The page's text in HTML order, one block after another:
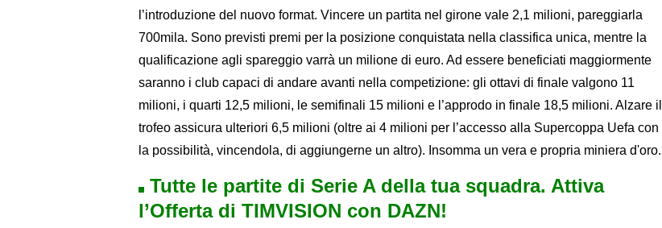
l’introduzione del nuovo format. Vincere un partita nel girone vale 2,1 milioni, pareggiarla
700mila. Sono previsti premi per la posizione conquistata nella classifica unica, mentre la
qualificazione agli spareggio varrà un milione di euro. Ad essere beneficiati maggiormente
saranno i club capaci di andare avanti nella competizione: gli ottavi di finale valgono 11
milioni, i quarti 12,5 milioni, le semifinali 15 milioni e l’approdo in finale 18,5 milioni. Alzare il
trofeo assicura ulteriori 6,5 milioni (oltre ai 4 milioni per l’accesso alla Supercoppa Uefa con
la possibilità, vincendola, di aggiungerne un altro). Insomma un vera e propria miniera d'oro.
Tutte le partite di Serie A della tua squadra. Attiva
l’Offerta di TIMVISION con DAZN!